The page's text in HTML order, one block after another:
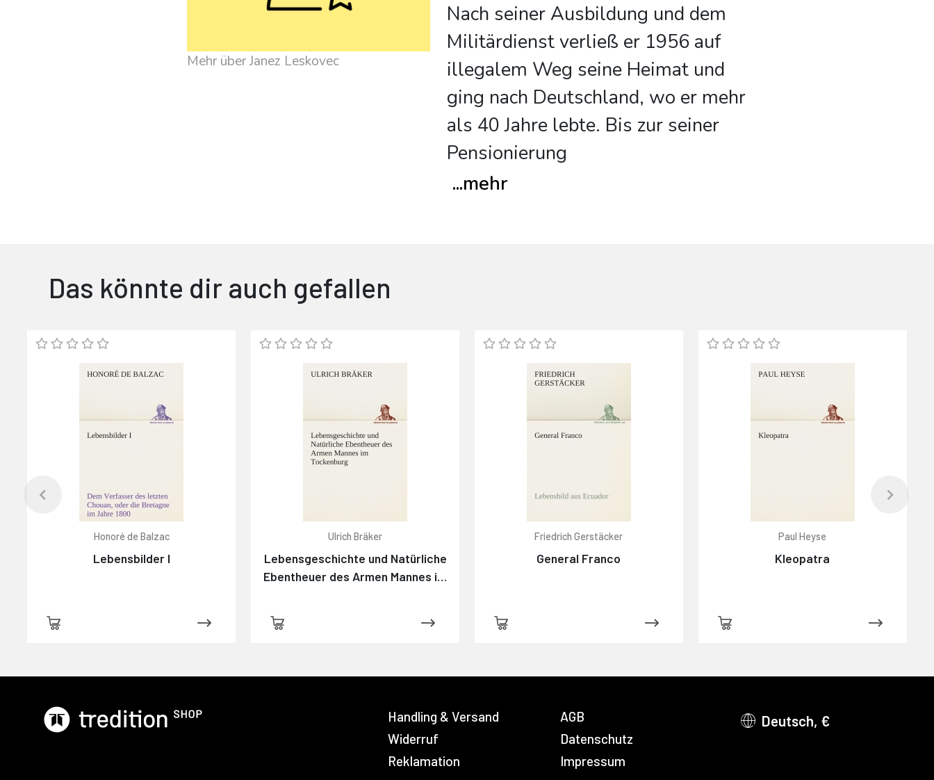
Mehr über Janez Leskovec
Nach seiner Ausbildung und dem
Militärdienst verließ er 1956 auf
illegalem Weg seine Heimat und
ging nach Deutschland, wo er mehr
als 40 Jahre lebte. Bis zur seiner
Pensionierung
...mehr
Das könnte dir auch gefallen
Honoré de Balzac
Lebensbilder I
Ulrich Bräker
Lebensgeschichte und Natürliche
Ebentheuer des Armen Mannes im
Friedrich Gerstäcker
General Franco
Paul Heyse
Kleopatra
Handling & Versand
Widerruf
Reklamation
AGB
Datenschutz
Impressum
Deutsch, €